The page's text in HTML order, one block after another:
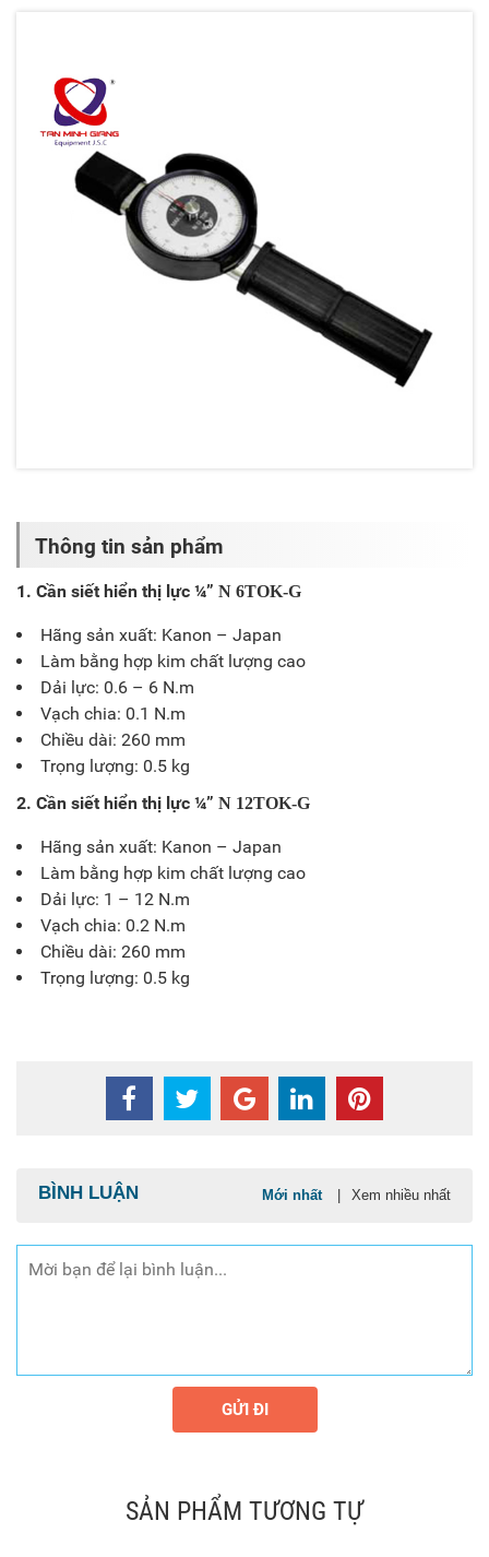
Thông tin sản phẩm
1. Cần siết hiển thị lực ¼” N 6TOK-G
Hãng sản xuất: Kanon – Japan
Làm bằng hợp kim chất lượng cao
Dải lực: 0.6 – 6 N.m
Vạch chia: 0.1 N.m
Chiều dài: 260 mm
Trọng lượng: 0.5 kg
2. Cần siết hiển thị lực ¼” N 12TOK-G
Hãng sản xuất: Kanon – Japan
Làm bằng hợp kim chất lượng cao
Dải lực: 1 – 12 N.m
Vạch chia: 0.2 N.m
Chiều dài: 260 mm
Trọng lượng: 0.5 kg
BÌNH LUẬN Mới nhất Xem nhiều nhất
GỬI ĐI
SẢN PHẨM TƯƠNG TỰ